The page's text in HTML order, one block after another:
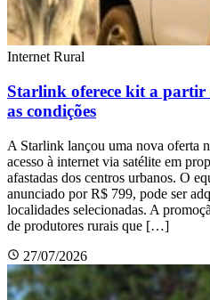
Internet Rural
Starlink oferece kit a partir
as condições
A Starlink lançou uma nova oferta
acesso à internet via satélite em
afastadas dos centros urbanos. O
anunciado por R$ 799, pode ser
localidades selecionadas. A
de produtores rurais que […]
27/07/2026